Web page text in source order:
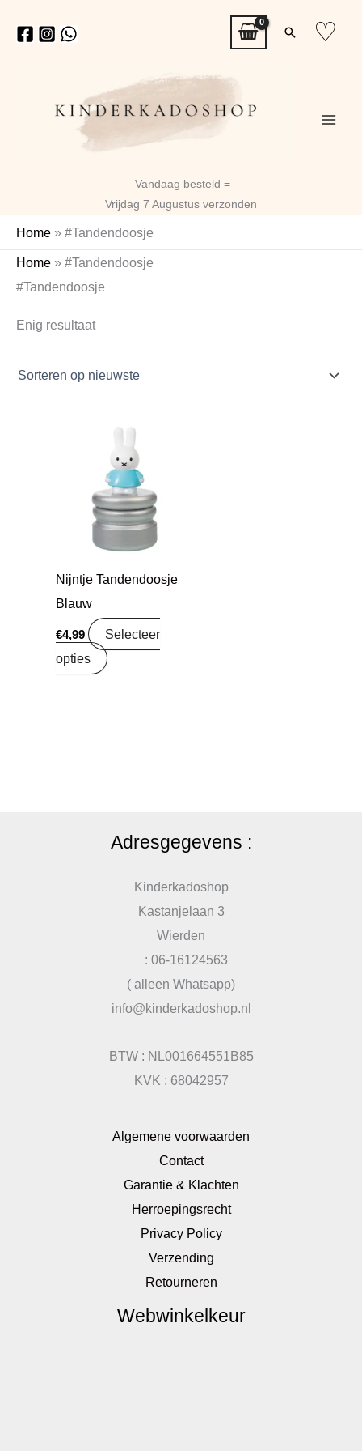
naar
Zoeken
♡
Vandaag besteld =
Vrijdag 7 Augustus verzonden
Home » #Tandendoosje
Home » #Tandendoosje
#Tandendoosje
Enig resultaat
Nijntje Tandendoosje
Blauw
€4,99
Selecteer
opties
Adresgegevens :
Kinderkadoshop
Kastanjelaan 3
Wierden
: 06-16124563
( alleen Whatsapp)
info@kinderkadoshop.nl
BTW : NL001664551B85
KVK : 68042957
Algemene voorwaarden
Contact
Garantie & Klachten
Herroepingsrecht
Privacy Policy
Verzending
Retourneren
Webwinkelkeur